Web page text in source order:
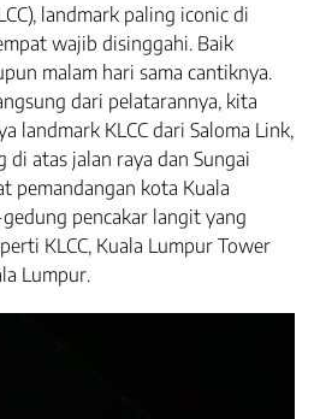
landmark paling iconic di
wajib disinggahi. Baik
malam hari sama cantiknya.
dari pelatarannya, kita
landmark KLCC dari Saloma Link,
atas jalan raya dan Sungai
pemandangan kota Kuala
pencakar langit yang
KLCC, Kuala Lumpur Tower
Lumpur.